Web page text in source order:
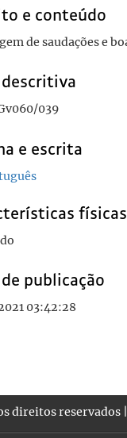
e conteúdo
de saudações e
039
e escrita
publicação
03:42:28
direitos reservados